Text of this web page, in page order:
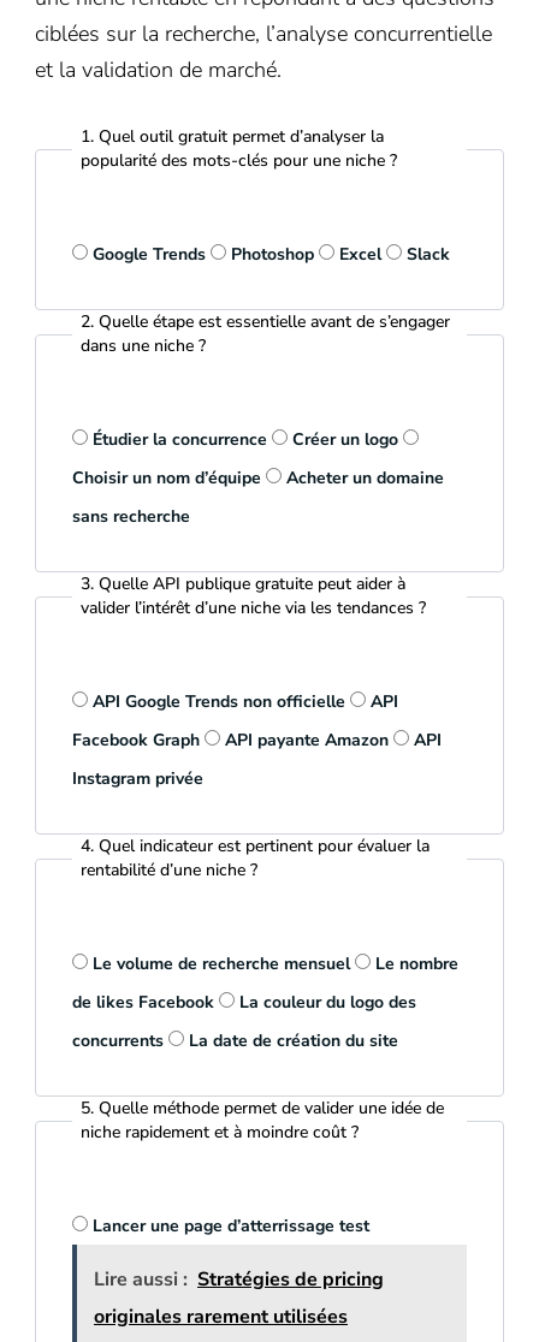
ciblées sur la recherche, l’analyse concurrentielle
et la validation de marché.
1. Quel outil gratuit permet d’analyser la
popularité des mots-clés pour une niche ?
Google Trends Photoshop Excel Slack
2. Quelle étape est essentielle avant de s’engager
dans une niche ?
Étudier la concurrence
Créer un logo
Choisir un nom d’équipe
sans recherche
3. Quelle API publique gratuite peut aider à
valider l’intérêt d’une niche via les tendances ?
API Google Trends non officielle
Facebook Graph
API payante Amazon
Instagram privée
4. Quel indicateur est pertinent pour évaluer la
rentabilité d’une niche ?
Le volume de recherche mensuel
de likes Facebook
concurrents
La date de création du site
5. Quelle méthode permet de valider une idée de
niche rapidement et à moindre coût ?
Lancer une page d’atterrissage test
Lire aussi : Stratégies de pricing
originales rarement utilisées